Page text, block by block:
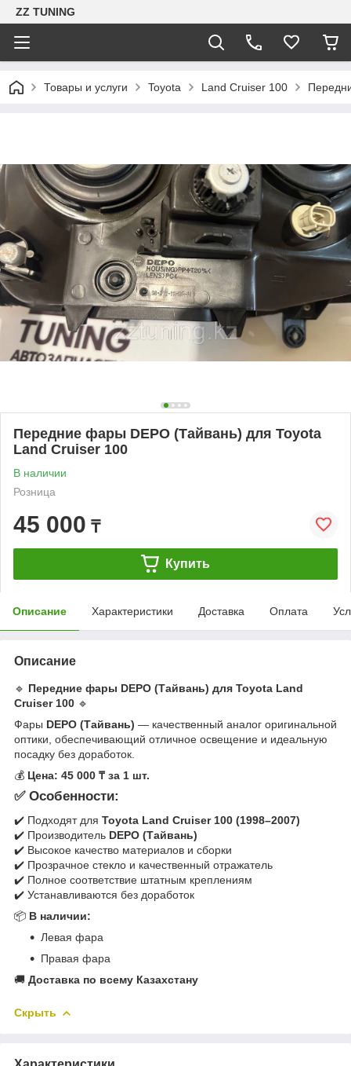
ZZ TUNING
Товары и услуги Toyota Land Cruiser 100
Передние фары DEPO (Тайвань) для Toyota
Land Cruiser 100
В наличии
Розница
45 000 ₸
Купить
Описание Характеристики Доставка Оплата
Описание
🔹 Передние фары DEPO (Тайвань) для Toyota Land
Cruiser 100 🔹
Фары DEPO (Тайвань) — качественный аналог оригинальной
оптики, обеспечивающий отличное освещение и идеальную
посадку без доработок.
💰 Цена: 45 000 ₸ за 1 шт.
✅ Особенности:
✔️ Подходят для Toyota Land Cruiser 100 (1998–2007)
✔️ Производитель DEPO (Тайвань)
✔️ Высокое качество материалов и сборки
✔️ Прозрачное стекло и качественный отражатель
✔️ Полное соответствие штатным креплениям
✔️ Устанавливаются без доработок
📦 В наличии:
Левая фара
Правая фара
🚚 Доставка по всему Казахстану
Скрыть